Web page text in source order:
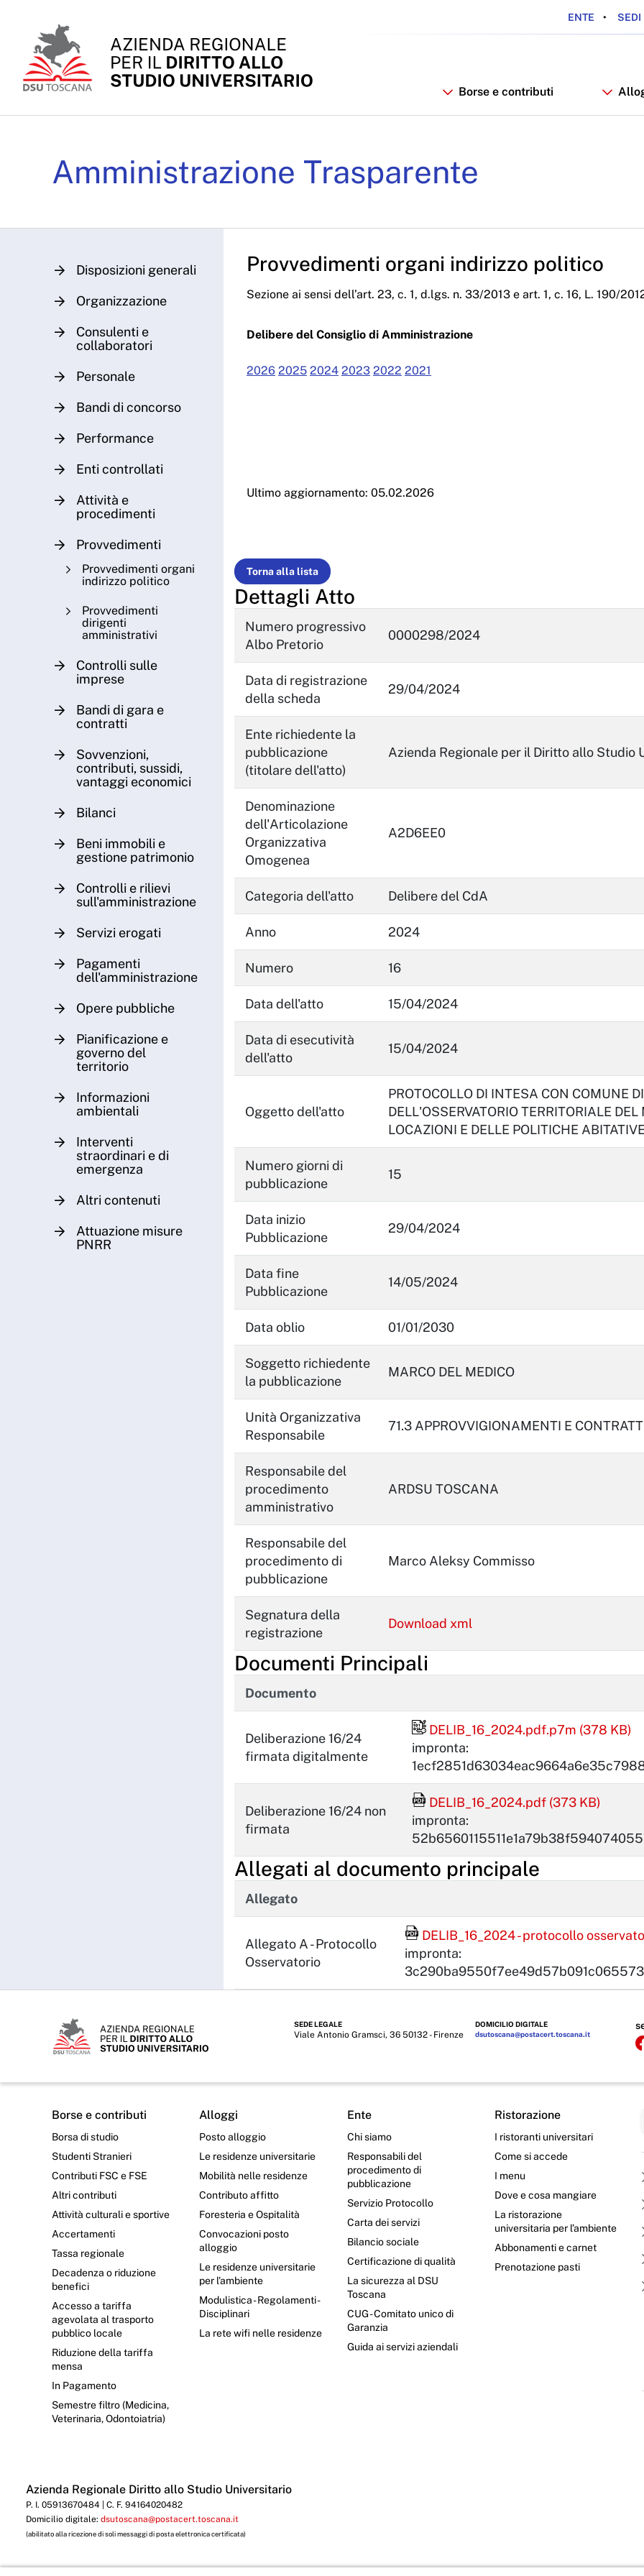
ENTE SEDI
Borse e contributi
Amministrazione Trasparente
Disposizioni generali
Organizzazione
Consulenti e
collaboratori
Personale
Bandi di concorso
Performance
Enti controllati
Attività e
procedimenti
Provvedimenti
Provvedimenti organi
indirizzo politico
Provvedimenti
dirigenti
amministrativi
Controlli sulle
imprese
Bandi di gara e
contratti
Sovvenzioni,
contributi, sussidi,
vantaggi economici
Bilanci
Beni immobili e
gestione patrimonio
Controlli e rilievi
sull'amministrazione
Servizi erogati
Pagamenti
dell'amministrazione
Opere pubbliche
Pianificazione e
governo del
territorio
Informazioni
ambientali
Interventi
straordinari e di
emergenza
Altri contenuti
Attuazione misure
PNRR
Provvedimenti organi indirizzo politico
Sezione ai sensi dell’art. 23, c. 1, d.lgs. n. 33/2013 e art. 1, c. 16, L. 190/
Delibere del Consiglio di Amministrazione
2026 2025 2024 2023 2022 2021
Ultimo aggiornamento: 05.02.2026
Torna alla lista
Dettagli Atto
Numero progressivo
Albo Pretorio
0000298/2024
Data di registrazione
della scheda
29/04/2024
Ente richiedente la
pubblicazione
(titolare dell'atto)
Azienda Regionale per il Diritto allo Studio
Denominazione
dell'Articolazione
Organizzativa
Omogenea
A2D6EE0
Categoria dell'atto Delibere del CdA
Anno 2024
Numero 16
Data dell'atto 15/04/2024
Data di esecutività
dell'atto
15/04/2024
Oggetto dell'atto
PROTOCOLLO DI INTESA CON COMUNE
DELL'OSSERVATORIO TERRITORIALE
LOCAZIONI E DELLE POLITICHE
Numero giorni di
pubblicazione
15
Data inizio
Pubblicazione
29/04/2024
Data fine
Pubblicazione
14/05/2024
Data oblio 01/01/2030
Soggetto richiedente
la pubblicazione
MARCO DEL MEDICO
Unità Organizzativa
Responsabile
71.3 APPROVVIGIONAMENTI E
Responsabile del
procedimento
amministrativo
ARDSU TOSCANA
Responsabile del
procedimento di
pubblicazione
Marco Aleksy Commisso
Segnatura della
registrazione
Download xml
Documenti Principali
Documento
Deliberazione 16/24
firmata digitalmente
File firmato digitalmente
DELIB_16_2024.pdf.p7m (378 KB)
impronta:
Deliberazione 16/24 non
firmata
File Acrobat Reader
DELIB_16_2024.pdf (373 KB)
impronta:
Allegati al documento principale
Allegato
Allegato A - Protocollo
Osservatorio
File Acrobat Reader
DELIB_16_2024 - protocollo
impronta:
SEDE LEGALE
Viale Antonio Gramsci, 36 50132 - Firenze
DOMICILIO DIGITALE
dsutoscana@postacert.toscana.it
Borse e contributi
Borsa di studio
Studenti Stranieri
Contributi FSC e FSE
Altri contributi
Attività culturali e sportive
Accertamenti
Tassa regionale
Decadenza o riduzione
benefici
Accesso a tariffa
agevolata al trasporto
pubblico locale
Riduzione della tariffa
mensa
In Pagamento
Semestre filtro (Medicina,
Veterinaria, Odontoiatria)
Alloggi
Posto alloggio
Le residenze universitarie
Mobilità nelle residenze
Contributo affitto
Foresteria e Ospitalità
Convocazioni posto
alloggio
Le residenze universitarie
per l’ambiente
Modulistica - Regolamenti -
Disciplinari
La rete wifi nelle residenze
Ente
Chi siamo
Responsabili del
procedimento di
pubblicazione
Servizio Protocollo
Carta dei servizi
Bilancio sociale
Certificazione di qualità
La sicurezza al DSU
Toscana
CUG - Comitato unico di
Garanzia
Guida ai servizi aziendali
Ristorazione
I ristoranti universitari
Come si accede
I menu
Dove e cosa mangiare
La ristorazione
universitaria per l’ambiente
Abbonamenti e carnet
Prenotazione pasti
Azienda Regionale Diritto allo Studio Universitario
P. I. 05913670484 | C. F. 94164020482
Domicilio digitale: dsutoscana@postacert.toscana.it
(abilitato alla ricezione di soli messaggi di posta elettronica certificata)